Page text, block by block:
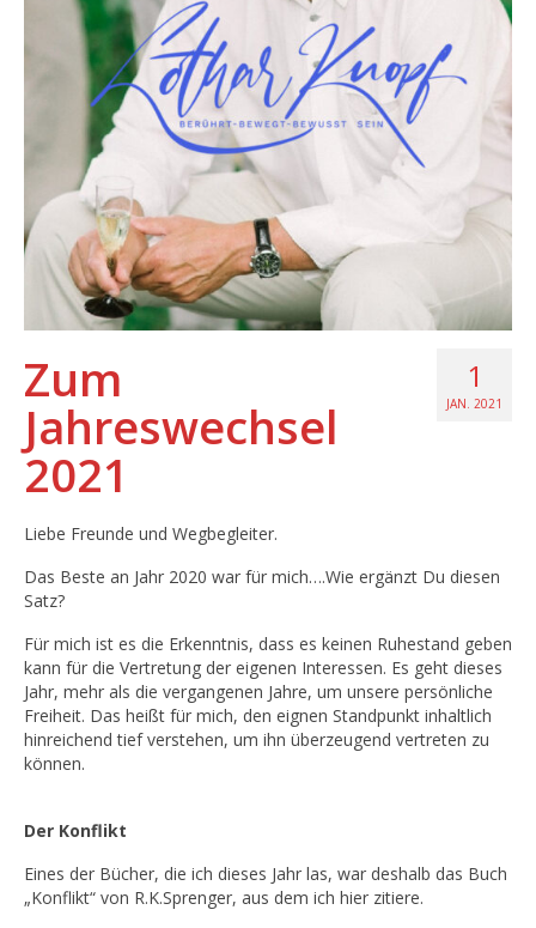
1
JAN. 2021
Zum
Jahreswechsel
2021
Liebe Freunde und Wegbegleiter.
Das Beste an Jahr 2020 war für mich….Wie ergänzt Du diesen
Satz?
Für mich ist es die Erkenntnis, dass es keinen Ruhestand geben
kann für die Vertretung der eigenen Interessen. Es geht dieses
Jahr, mehr als die vergangenen Jahre, um unsere persönliche
Freiheit. Das heißt für mich, den eignen Standpunkt inhaltlich
hinreichend tief verstehen, um ihn überzeugend vertreten zu
können.
Der Konflikt
Eines der Bücher, die ich dieses Jahr las, war deshalb das Buch
„Konflikt“ von R.K.Sprenger, aus dem ich hier zitiere.